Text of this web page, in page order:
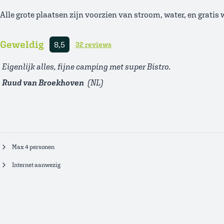
Alle grote plaatsen zijn voorzien van stroom, water, en gratis
Geweldig 8,5 32 reviews
Eigenlijk alles, fijne camping met super Bistro.
Ruud van Broekhoven (NL)
Max 4 personen
Internet aanwezig